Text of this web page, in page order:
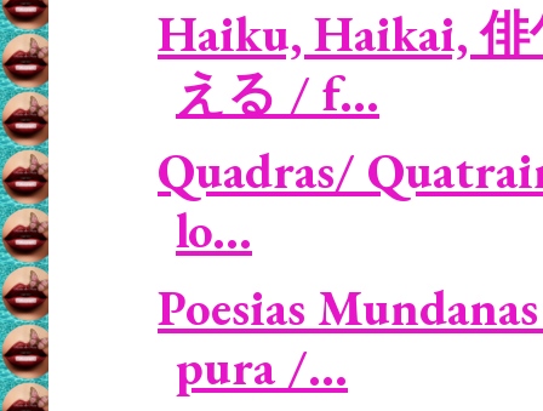
Haiku, Haikai, 俳
える / f...
Quadras/
lo...
Poesias
pura /...